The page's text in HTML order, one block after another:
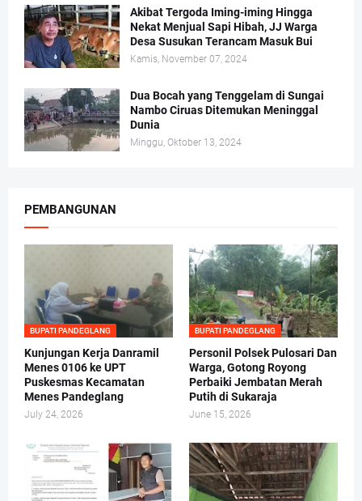
Akibat Tergoda Iming-iming Hingga
Nekat Menjual Sapi Hibah, JJ Warga
Desa Susukan Terancam Masuk Bui
Kamis, November 07, 2024
Dua Bocah yang Tenggelam di Sungai
Nambo Ciruas Ditemukan Meninggal
Dunia
Minggu, Oktober 13, 2024
PEMBANGUNAN
BUPATI PANDEGLANG
Kunjungan Kerja Danramil
Menes 0106 ke UPT
Puskesmas Kecamatan
Menes Pandeglang
July 24, 2026
BUPATI PANDEGLANG
Personil Polsek Pulosari Dan
Warga, Gotong Royong
Perbaiki Jembatan Merah
Putih di Sukaraja
June 15, 2026